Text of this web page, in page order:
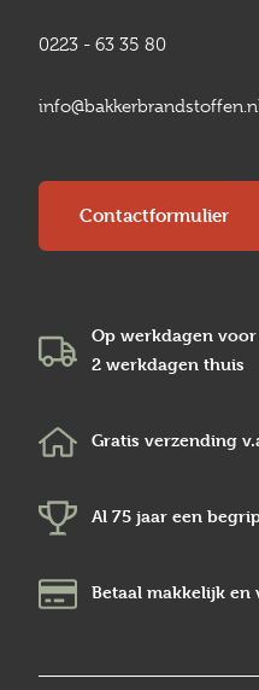
0223 - 63 35 80
Contactformulier
Op werkdagen
2 werkdagen thuis
Gratis verzending
Al 75 jaar een
Betaal makkelijk en